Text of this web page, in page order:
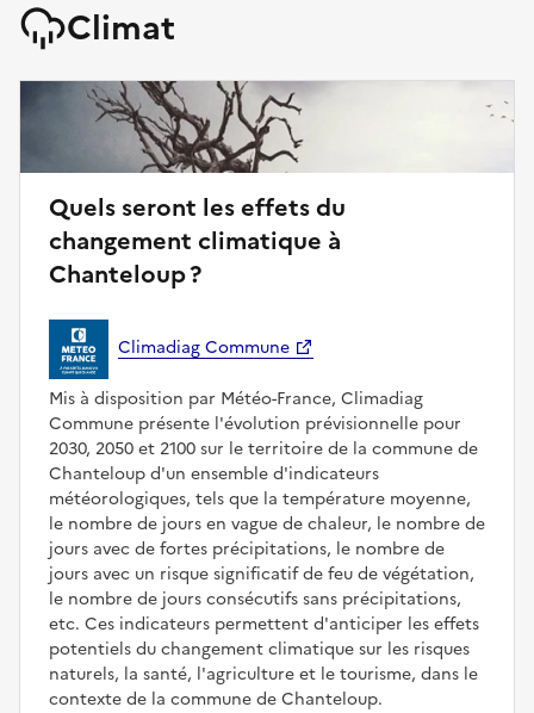
Climat
Quels seront les effets du
changement climatique à
Chanteloup ?
Climadiag Commune
Mis à disposition par Météo-France, Climadiag
Commune présente l'évolution prévisionnelle pour
2030, 2050 et 2100 sur le territoire de la commune de
Chanteloup d'un ensemble d'indicateurs
météorologiques, tels que la température moyenne,
le nombre de jours en vague de chaleur, le nombre de
jours avec de fortes précipitations, le nombre de
jours avec un risque significatif de feu de végétation,
le nombre de jours consécutifs sans précipitations,
etc. Ces indicateurs permettent d'anticiper les effets
potentiels du changement climatique sur les risques
naturels, la santé, l'agriculture et le tourisme, dans le
contexte de la commune de Chanteloup.